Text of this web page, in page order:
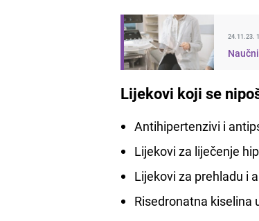
24.11.23.
Lijekovi koji se
Antihipertenzivi i
Lijekovi za liječenje
Lijekovi za prehladu i
Risedronatna kiselina